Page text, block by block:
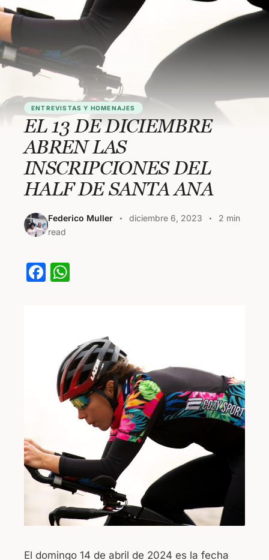
ENTREVISTAS Y HOMENAJES
EL 13 DE DICIEMBRE
ABREN LAS
INSCRIPCIONES DEL
HALF DE SANTA ANA
Federico Muller diciembre 6, 2023
2 min
read
F
o
A
p
p
El domingo 14 de abril de 2024 es la fecha